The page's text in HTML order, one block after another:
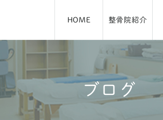
HOME 整骨院紹介
アクセス・施術時間 ブログ
ブログ